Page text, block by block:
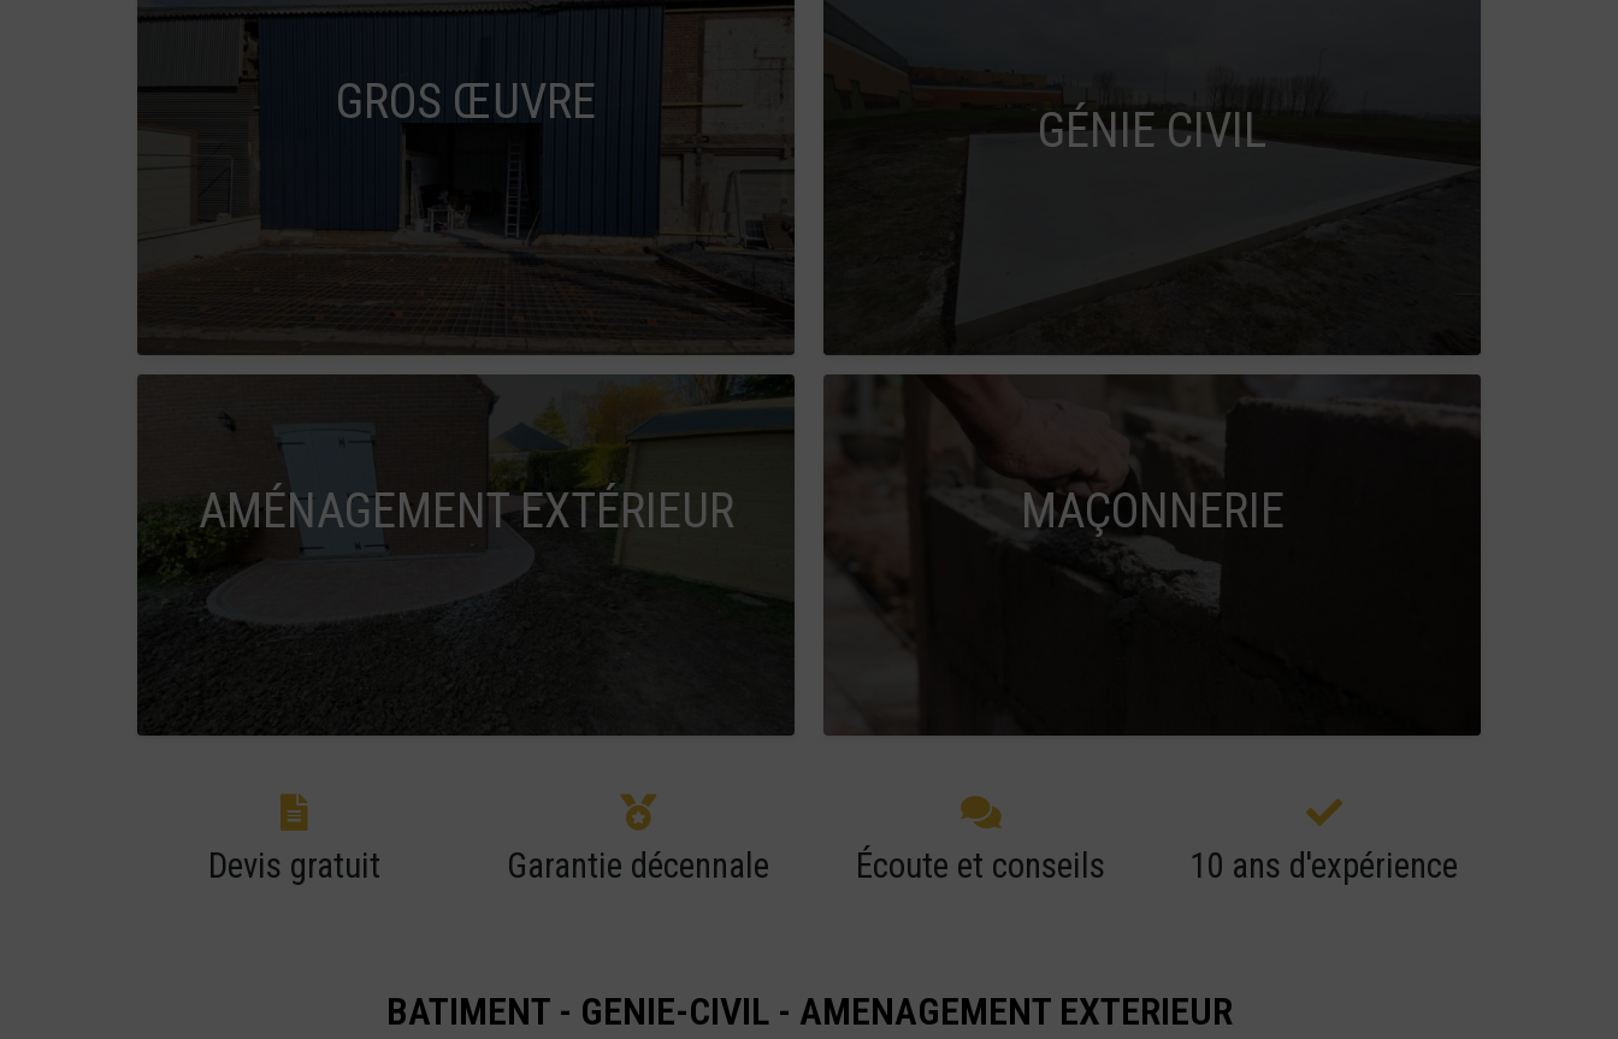
GROS ŒUVRE
GÉNIE CIVIL
AMÉNAGEMENT EXTÉRIEUR MAÇONNERIE
Devis gratuit Garantie décennale Écoute et conseils 10 ans d'expérience
BATIMENT - GENIE-CIVIL - AMENAGEMENT EXTERIEUR